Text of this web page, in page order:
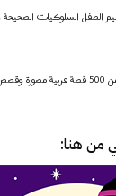
الطفل السلوكيات الصحيحة
من هنا: